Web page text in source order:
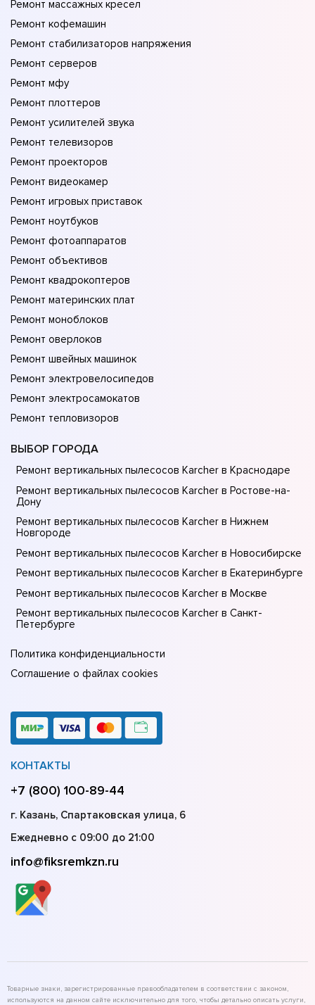
Ремонт массажных кресел
Ремонт кофемашин
Ремонт стабилизаторов напряжения
Ремонт серверов
Ремонт мфу
Ремонт плоттеров
Ремонт усилителей звука
Ремонт телевизоров
Ремонт проекторов
Ремонт видеокамер
Ремонт игровых приставок
Ремонт ноутбуков
Ремонт фотоаппаратов
Ремонт объективов
Ремонт квадрокоптеров
Ремонт материнских плат
Ремонт моноблоков
Ремонт оверлоков
Ремонт швейных машинок
Ремонт электровелосипедов
Ремонт электросамокатов
Ремонт тепловизоров
ВЫБОР ГОРОДА
Ремонт вертикальных пылесосов Karcher в Краснодаре
Ремонт вертикальных пылесосов Karcher в Ростове-на-
Донy
Ремонт вертикальных пылесосов Karcher в Нижнем
Новгороде
Ремонт вертикальных пылесосов Karcher в Новосибирске
Ремонт вертикальных пылесосов Karcher в Екатеринбурге
Ремонт вертикальных пылесосов Karcher в Москве
Ремонт вертикальных пылесосов Karcher в Санкт-
Петербурге
Политика конфиденциальности
Соглашение о файлах cookies
КОНТАКТЫ
+7 (800) 100-89-44
г. Казань, Спартаковская улица, 6
Ежедневно с 09:00 до 21:00
info@fiksremkzn.ru
Товарные знаки, зарегистрированные правообладателем в соответствии с законом,
используются на данном сайте исключительно для того, чтобы детально описать услуги,